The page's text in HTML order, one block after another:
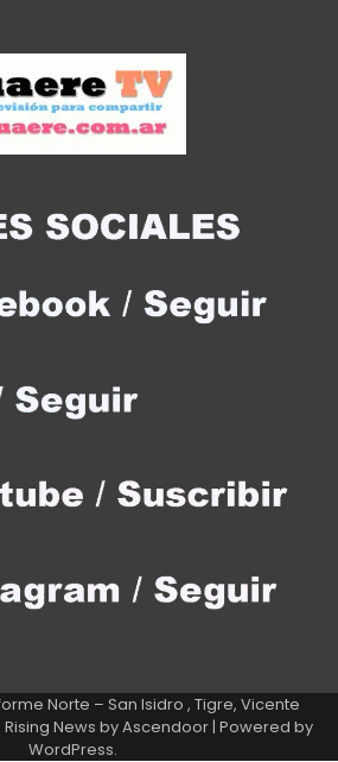
Norte – San Isidro , Tigre, Vicente
Rising News byAscendoor| Powered by
WordPress.